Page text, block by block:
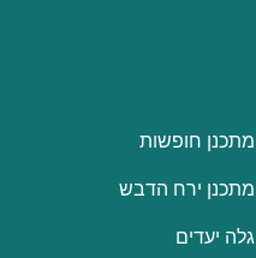
מתכנן חופשות
מתכנן ירח הדבש
גלה יעדים